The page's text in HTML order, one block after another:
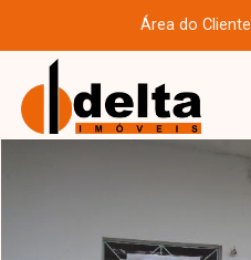
Área do Cliente